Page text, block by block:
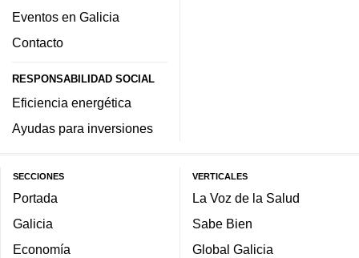
Eventos en Galicia
Contacto
RESPONSABILIDAD SOCIAL
Eficiencia energética
Ayudas para inversiones
SECCIONES
Portada
Galicia
Economía
VERTICALES
La Voz de la Salud
Sabe Bien
Global Galicia